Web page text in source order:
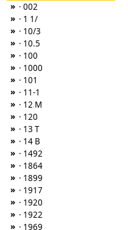
» · 002
» · 1 1/
» · 10/3
» · 10.5
» · 100
» · 1000
» · 101
» · 11-1
» · 12 M
» · 120
» · 13 T
» · 14 B
» · 1492
» · 1864
» · 1899
» · 1917
» · 1920
» · 1922
» · 1969